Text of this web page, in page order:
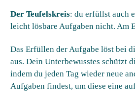
Der Teufelskreis: du erfüllst auch
leicht lösbare Aufgaben nicht. Am
Das Erfüllen der Aufgabe löst bei
aus. Dein Unterbewusstes schützt
indem du jeden Tag wieder neue
Aufgaben findest, um diese eine